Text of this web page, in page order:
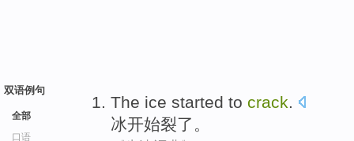
双语例句
全部
口语
The ice started to crack.
冰开始裂了 。